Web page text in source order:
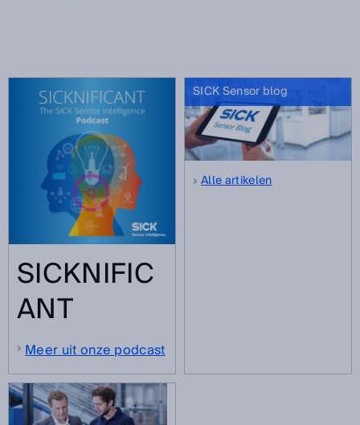
SICKNIFIC
ANT
Meer uit onze podcast
SICK Sensor blog
Alle artikelen